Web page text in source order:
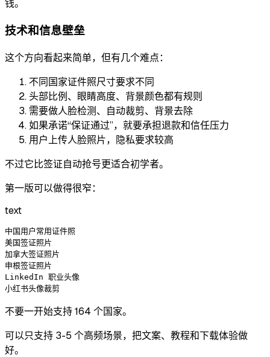
钱。
技术和信息壁垒
这个方向看起来简单，但有几个难点：
不同国家证件照尺寸要求不同
头部比例、眼睛高度、背景颜色都有规则
需要做人脸检测、自动裁剪、背景去除
如果承诺“保证通过”，就要承担退款和信任压力
用户上传人脸照片，隐私要求较高
不过它比签证自动抢号更适合初学者。
第一版可以做得很窄：
text
中国用户常用证件照
美国签证照片
加拿大签证照片
申根签证照片
LinkedIn 职业头像
不要一开始支持 164 个国家。
可以只支持 3-5 个高频场景，把文案、教程和下载体验做
好。